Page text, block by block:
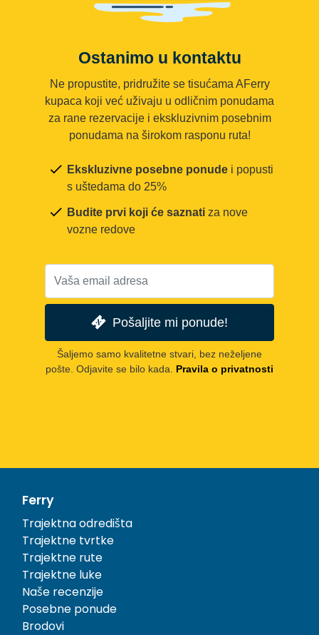
Ostanimo u kontaktu
Ne propustite, pridružite se tisućama AFerry
kupaca koji već uživaju u odličnim ponudama
za rane rezervacije i ekskluzivnim posebnim
ponudama na širokom rasponu ruta!
Ekskluzivne posebne ponude i popusti
s uštedama do 25%
Budite prvi koji će saznati za nove
vozne redove
Pošaljite mi ponude!
Šaljemo samo kvalitetne stvari, bez neželjene
pošte. Odjavite se bilo kada.
Pravila o privatnosti
Ferry
Trajektna odredišta
Trajektne tvrtke
Trajektne rute
Trajektne luke
Naše recenzije
Posebne ponude
Brodovi